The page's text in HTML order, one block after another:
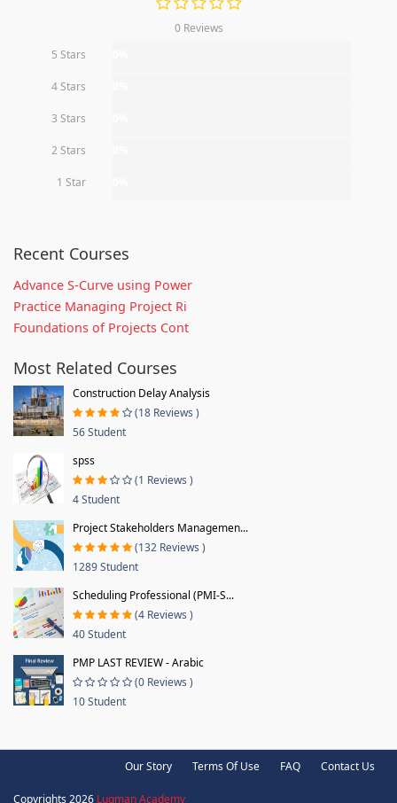
0 Reviews
5 Stars
4 Stars
3 Stars
2 Stars
1 Star
Recent Courses
Advance S-Curve using Power
Practice Managing Project Ri
Foundations of Projects Cont
Most Related Courses
Construction Delay Analysis
(18 Reviews )
56 Student
spss
(1 Reviews )
4 Student
Project Stakeholders Managemen...
(132 Reviews )
1289 Student
Scheduling Professional (PMI-S...
(4 Reviews )
40 Student
PMP LAST REVIEW - Arabic
(0 Reviews )
10 Student
Our Story Terms Of Use FAQ Contact Us
Copyrights 2026 Luqman Academy